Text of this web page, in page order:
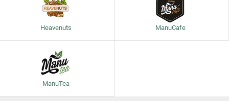
Heavenuts ManuCafe
ManuTea